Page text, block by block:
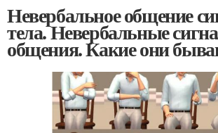
Невербальное общение
тела. Невербальные
общения. Какие они